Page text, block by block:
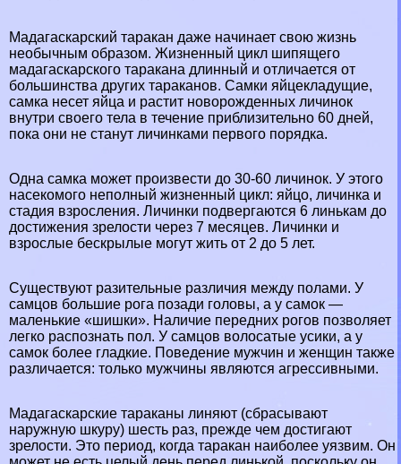
Мадагаскарский таpaкан даже начинает свою жизнь
необычным образом. Жизненный цикл шипящего
мадагаскарского таpaкана длинный и отличается от
большинства других таpaканов. Самки яйцекладущие,
самка несет яйца и растит новорожденных личинок
внутри своего тела в течение приблизительно 60 дней,
пока они не станут личинками первого порядка.
Одна самка может произвести до 30-60 личинок. У этого
насекомого неполный жизненный цикл: яйцо, личинка и
стадия взросления. Личинки подвергаются 6 линькам до
достижения зрелости через 7 месяцев. Личинки и
взрослые бескрылые могут жить от 2 до 5 лет.
Существуют разительные различия между полами. У
самцов большие рога позади головы, а у самок —
маленькие «шишки». Наличие передних рогов позволяет
легко распознать пол. У самцов волосатые усики, а у
самок более гладкие. Поведение мужчин и женщин также
различается: только мужчины являются агрессивными.
Мадагаскарские таpaканы линяют (сбрасывают
наружную шкуру) шесть раз, прежде чем достигают
зрелости. Это период, когда таpaкан наиболее уязвим. Он